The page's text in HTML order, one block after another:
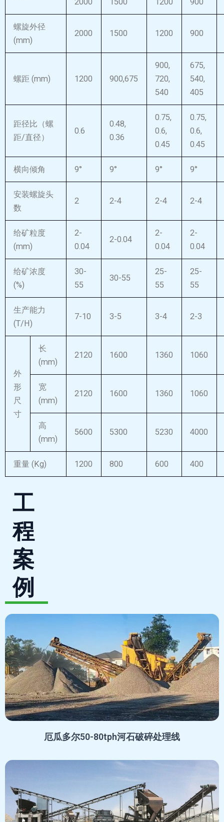
螺旋外径
(mm)
2000 1500 1200 900
螺距 (mm) 1200 900,675
900,
720,
540
675,
540,
405
距径比（螺
距/直径）
0.6
0.48,
0.36
0.75,
0.6,
0.45
0.75,
0.6,
0.45
横向倾角 9° 9° 9° 9°
安装螺旋头
数
2 2-4 2-4 2-4
给矿粒度
(mm)
2-
0.04
2-0.04
2-
0.04
2-
0.04
给矿浓度
(%)
30-
55
30-55
25-
55
25-
55
生产能力
(T/H)
7-10 3-5 3-4 2-3
外
形
尺
寸
长
(mm)
2120 1600 1360 1060
宽
(mm)
2120 1600 1360 1060
高
(mm)
5600 5300 5230 4000
重量 (Kg) 1200 800 600 400
工
程
案
例
厄瓜多尔50-80tph河石破碎处理线